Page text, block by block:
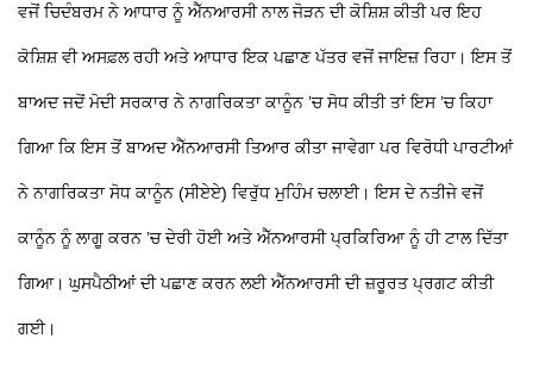
ਵਜੋਂ ਚਿਦੰਬਰਮ ਨੇ ਆਧਾਰ ਨੂੰ ਐੱਨਆਰਸੀ ਨਾਲ ਜੋੜਨ ਦੀ ਕੋਸ਼ਿਸ਼ ਕੀਤੀ ਪਰ ਇਹ
ਕੋਸ਼ਿਸ਼ ਵੀ ਅਸਫ਼ਲ ਰਹੀ ਅਤੇ ਆਧਾਰ ਇਕ ਪਛਾਣ ਪੱਤਰ ਵਜੋਂ ਜਾਇਜ਼ ਰਿਹਾ। ਇਸ ਤੋਂ
ਬਾਅਦ ਜਦੋਂ ਮੋਦੀ ਸਰਕਾਰ ਨੇ ਨਾਗਰਿਕਤਾ ਕਾਨੂੰਨ ’ਚ ਸੋਧ ਕੀਤੀ ਤਾਂ ਇਸ ’ਚ ਕਿਹਾ
ਗਿਆ ਕਿ ਇਸ ਤੋਂ ਬਾਅਦ ਐੱਨਆਰਸੀ ਤਿਆਰ ਕੀਤਾ ਜਾਵੇਗਾ ਪਰ ਵਿਰੋਧੀ ਪਾਰਟੀਆਂ
ਨੇ ਨਾਗਰਿਕਤਾ ਸੋਧ ਕਾਨੂੰਨ (ਸੀਏਏ) ਵਿਰੁੱਧ ਮੁਹਿੰਮ ਚਲਾਈ। ਇਸ ਦੇ ਨਤੀਜੇ ਵਜੋਂ
ਕਾਨੂੰਨ ਨੂੰ ਲਾਗੂ ਕਰਨ ’ਚ ਦੇਰੀ ਹੋਈ ਅਤੇ ਐੱਨਆਰਸੀ ਪ੍ਰਕਿਰਿਆ ਨੂੰ ਹੀ ਟਾਲ ਦਿੱਤਾ
ਗਿਆ। ਘੁਸਪੈਠੀਆਂ ਦੀ ਪਛਾਣ ਕਰਨ ਲਈ ਐੱਨਆਰਸੀ ਦੀ ਜ਼ਰੂਰਤ ਪ੍ਰਗਟ ਕੀਤੀ
ਗਈ।